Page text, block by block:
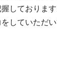
しております
していただい